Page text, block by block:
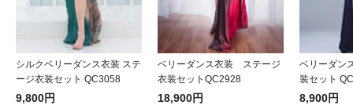
シルクベリーダンス衣装 ステ
ージ衣装セット QC3058
9,800円
ベリーダンス衣装 ステージ
衣装セットQC2928
18,900円
ベリーダン
装セット
8,900円